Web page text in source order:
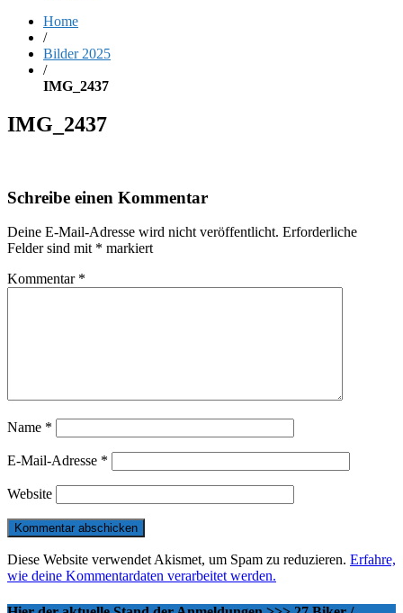
Home
/
Bilder 2025
/
IMG_2437
IMG_2437
Schreibe einen Kommentar
Deine E-Mail-Adresse wird nicht veröffentlicht. Erforderliche
Felder sind mit * markiert
Kommentar *
Name *
E-Mail-Adresse *
Website
Diese Website verwendet Akismet, um Spam zu reduzieren. Erfahre,
wie deine Kommentardaten verarbeitet werden.